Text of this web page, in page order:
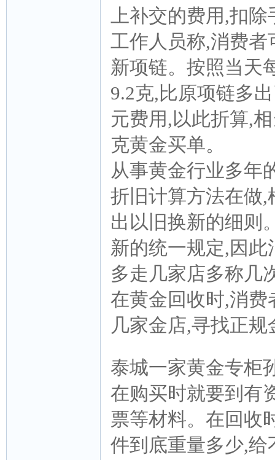
上补交的费用,扣除
工作人员称,消费
新项链。按照当天
9.2克,比原项链多
元费用,以此折算,
克黄金买单。
从事黄金行业多年
折旧计算方法在做
出以旧换新的细则
新的统一规定,因
多走几家店多称几
在黄金回收时,消费
几家金店,寻找正
泰城一家黄金专柜
在购买时就要到有
票等材料。在回收
件到底重量多少,